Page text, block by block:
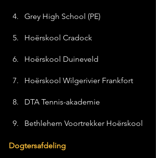
Grey High School (PE)
Hoërskool Cradock
Hoërskool Duineveld
Hoërskool Wilgerivier Frankfort
DTA Tennis-akademie
Bethlehem Voortrekker Hoërskool
Dogtersafdeling